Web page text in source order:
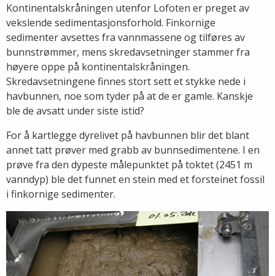
Kontinentalskråningen utenfor Lofoten er preget av
vekslende sedimentasjonsforhold. Finkornige
sedimenter avsettes fra vannmassene og tilføres av
bunnstrømmer, mens skredavsetninger stammer fra
høyere oppe på kontinentalskråningen.
Skredavsetningene finnes stort sett et stykke nede i
havbunnen, noe som tyder på at de er gamle. Kanskje
ble de avsatt under siste istid?
For å kartlegge dyrelivet på havbunnen blir det blant
annet tatt prøver med grabb av bunnsedimentene. I en
prøve fra den dypeste målepunktet på toktet (2451 m
vanndyp) ble det funnet en stein med et forsteinet fossil
i finkornige sedimenter.